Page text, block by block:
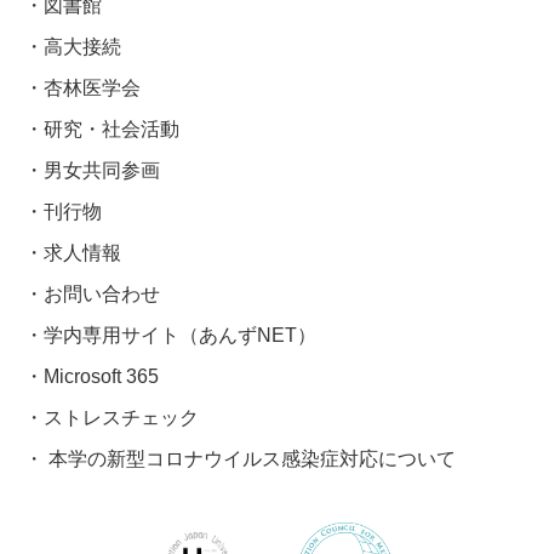
図書館
高大接続
杏林医学会
研究・社会活動
男女共同参画
刊行物
求人情報
お問い合わせ
学内専用サイト（あんずNET）
Microsoft 365
ストレスチェック
本学の新型コロナウイルス感染症対応について